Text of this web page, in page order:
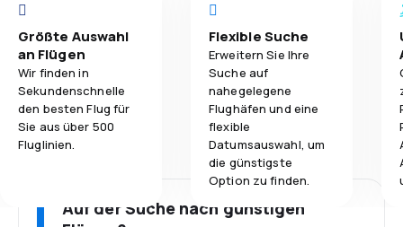
Größte Auswahl
an Flügen
Wir finden in
Sekundenschnelle
den besten Flug für
Sie aus über 500
Fluglinien.
Flexible Suche
Erweitern Sie Ihre
Suche auf
nahegelegene
Flughäfen und eine
flexible
Datumsauswahl, um
die günstigste
Option zu finden.
Auf der Suche nach günstigen